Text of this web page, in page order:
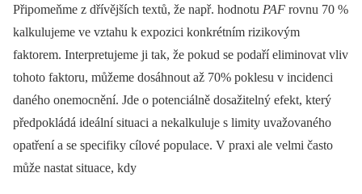
Připomeňme z dřívějších textů, že např. hodnotu PAF rovnu 70 %
kalkulujeme ve vztahu k expozici konkrétním rizikovým
faktorem. Interpretujeme ji tak, že pokud se podaří eliminovat vliv
tohoto faktoru, můžeme dosáhnout až 70% poklesu v incidenci
daného onemocnění. Jde o potenciálně dosažitelný efekt, který
předpokládá ideální situaci a nekalkuluje s limity uvažovaného
opatření a se specifiky cílové populace. V praxi ale velmi často
může nastat situace, kdy